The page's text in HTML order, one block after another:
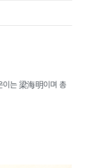
는 梁海明이며 총